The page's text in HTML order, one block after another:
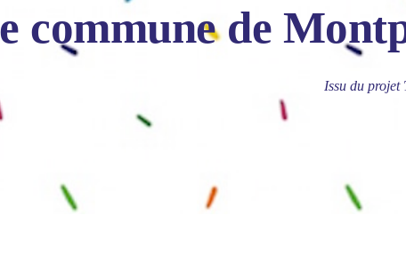
commune de
Issu du projet